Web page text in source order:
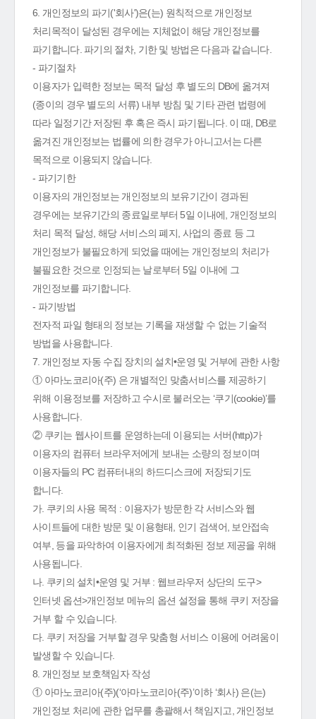
6. 개인정보의 파기('회사')은(는) 원칙적으로 개인정보
처리목적이 달성된 경우에는 지체없이 해당 개인정보를
파기합니다. 파기의 절차, 기한 및 방법은 다음과 같습니다.
- 파기절차
이용자가 입력한 정보는 목적 달성 후 별도의 DB에 옮겨져
(종이의 경우 별도의 서류) 내부 방침 및 기타 관련 법령에
따라 일정기간 저장된 후 혹은 즉시 파기됩니다. 이 때, DB로
옮겨진 개인정보는 법률에 의한 경우가 아니고서는 다른
목적으로 이용되지 않습니다.
- 파기기한
이용자의 개인정보는 개인정보의 보유기간이 경과된
경우에는 보유기간의 종료일로부터 5일 이내에, 개인정보의
처리 목적 달성, 해당 서비스의 폐지, 사업의 종료 등 그
개인정보가 불필요하게 되었을 때에는 개인정보의 처리가
불필요한 것으로 인정되는 날로부터 5일 이내에 그
개인정보를 파기합니다.
- 파기방법
전자적 파일 형태의 정보는 기록을 재생할 수 없는 기술적
방법을 사용합니다.
7. 개인정보 자동 수집 장치의 설치•운영 및 거부에 관한 사항
① 아마노코리아(주) 은 개별적인 맞춤서비스를 제공하기
위해 이용정보를 저장하고 수시로 불러오는 ‘쿠기(cookie)’를
사용합니다.
② 쿠키는 웹사이트를 운영하는데 이용되는 서버(http)가
이용자의 컴퓨터 브라우저에게 보내는 소량의 정보이며
이용자들의 PC 컴퓨터내의 하드디스크에 저장되기도
합니다.
가. 쿠키의 사용 목적 : 이용자가 방문한 각 서비스와 웹
사이트들에 대한 방문 및 이용형태, 인기 검색어, 보안접속
여부, 등을 파악하여 이용자에게 최적화된 정보 제공을 위해
사용됩니다.
나. 쿠키의 설치•운영 및 거부 : 웹브라우저 상단의 도구>
인터넷 옵션>개인정보 메뉴의 옵션 설정을 통해 쿠키 저장을
거부 할 수 있습니다.
다. 쿠키 저장을 거부할 경우 맞춤형 서비스 이용에 어려움이
발생할 수 있습니다.
8. 개인정보 보호책임자 작성
① 아마노코리아(주)(‘아마노코리아(주)’이하 ‘회사) 은(는)
개인정보 처리에 관한 업무를 총괄해서 책임지고, 개인정보